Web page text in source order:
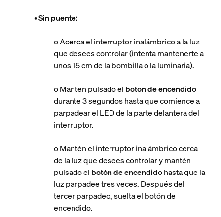
•Sin puente:
o Acerca el interruptor inalámbrico a la luz
que desees controlar (intenta mantenerte a
unos 15 cm de la bombilla o la luminaria).
o Mantén pulsado el botón de encendido
durante 3 segundos hasta que comience a
parpadear el LED de la parte delantera del
interruptor.
o Mantén el interruptor inalámbrico cerca
de la luz que desees controlar y mantén
pulsado el botón de encendidohasta que la
luz parpadee tres veces. Después del
tercer parpadeo, suelta el botón de
encendido.